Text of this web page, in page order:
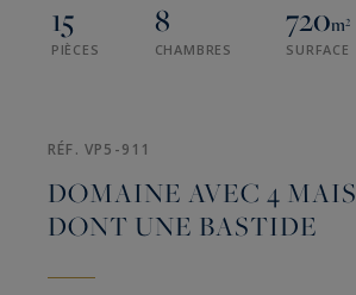
15
PIÈCES
8
CHAMBRES
720m²
SURFACE
RÉF. VP5-911
DOMAINE AVEC 4
DONT UNE BASTIDE